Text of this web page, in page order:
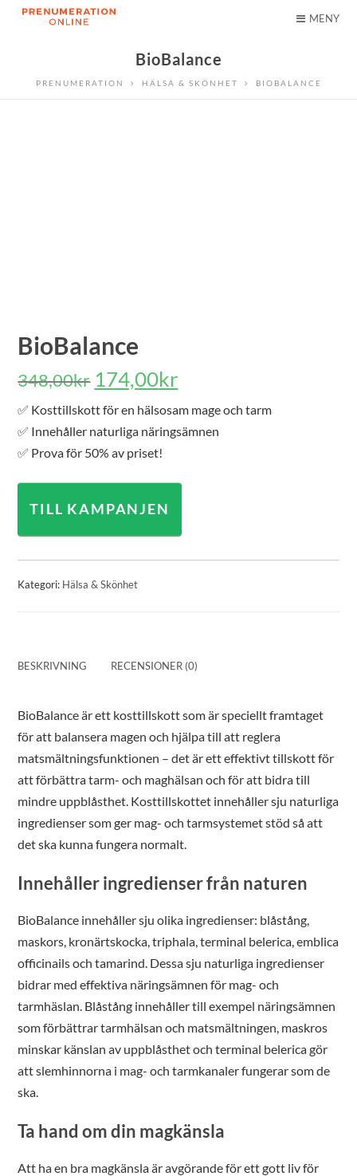
MENY
BioBalance
PRENUMERATION HÄLSA & SKÖNHET BIOBALANCE
BioBalance
348,00kr Det
ursprungliga
priset
var:
348,00kr.
174,00krDet
nuvarande
priset
är:
✅ Kosttillskott för en hälsosam mage och tarm
✅ Innehåller naturliga näringsämnen
✅ Prova för 50% av priset!
TILL KAMPANJEN
Kategori: Hälsa & Skönhet
BESKRIVNING RECENSIONER (0)
BioBalance är ett kosttillskott som är speciellt framtaget
för att balansera magen och hjälpa till att reglera
matsmältningsfunktionen – det är ett effektivt tillskott för
att förbättra tarm- och maghälsan och för att bidra till
mindre uppblåsthet. Kosttillskottet innehåller sju naturliga
ingredienser som ger mag- och tarmsystemet stöd så att
det ska kunna fungera normalt.
Innehåller ingredienser från naturen
BioBalance innehåller sju olika ingredienser: blåstång,
maskors, kronärtskocka, triphala, terminal belerica, emblica
officinails och tamarind. Dessa sju naturliga ingredienser
bidrar med effektiva näringsämnen för mag- och
tarmhäslan. Blåstång innehåller till exempel näringsämnen
som förbättrar tarmhälsan och matsmältningen, maskros
minskar känslan av uppblåsthet och terminal belerica gör
att slemhinnorna i mag- och tarmkanaler fungerar som de
ska.
Ta hand om din magkänsla
Att ha en bra magkänsla är avgörande för ett gott liv för